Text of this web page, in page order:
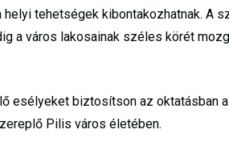
tehetségek kibontakozhatnak. A
a város lakosainak széles körét
esélyeket biztosítson az oktatásban
Pilis város életében.